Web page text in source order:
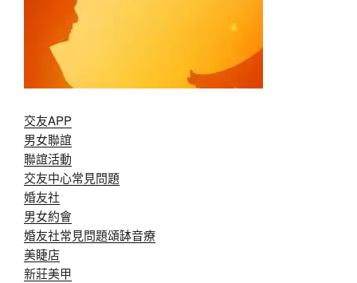
交友APP
男女聯誼
聯誼活動
交友中心常見問題
婚友社
男女約會
婚友社常見問題頌缽音療
美睫店
新莊美甲